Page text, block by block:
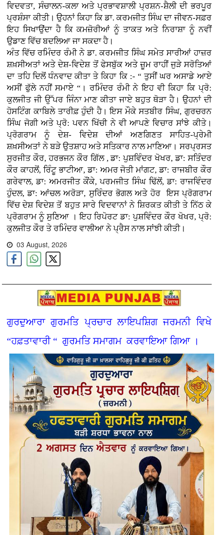
ਵਿਦਵਤਾ, ਸੰਚਾਲਨ-ਕਲਾ ਅਤੇ ਪ੍ਰਭਾਵਸ਼ਾਲੀ ਪ੍ਰਸ਼ਨ-ਸ਼ੈਲੀ ਦੀ ਭਰਪੂਰ
ਪ੍ਰਸ਼ੰਸਾ ਕੀਤੀ। ਉਹਨਾਂ ਕਿਹਾ ਕਿ ਡਾ. ਕਰਮਜੀਤ ਸਿੰਘ ਦਾ ਜੀਵਨ-ਸਫ਼ਰ
ਇਹ ਸਿਖਾਉਂਦਾ ਹੈ ਕਿ ਕਮਜ਼ੋਰੀਆਂ ਨੂੰ ਤਾਕਤ ਅਤੇ ਨਿਰਾਸ਼ਾ ਨੂੰ ਨਵੀਂ
ਉਡਾਣ ਵਿੱਚ ਬਦਲਿਆ ਜਾ ਸਕਦਾ ਹੈ।
ਅੰਤ ਵਿੱਚ ਰਮਿੰਦਰ ਰੰਮੀ ਨੇ ਡਾ. ਕਰਮਜੀਤ ਸਿੰਘ ਸਮੇਤ ਸਾਰੀਆਂ ਹਾਜ਼ਰ
ਸ਼ਖ਼ਸੀਅਤਾਂ ਅਤੇ ਦੇਸ਼-ਵਿਦੇਸ਼ ਤੋਂ ਫੇਸਬੁੱਕ ਅਤੇ ਜ਼ੂਮ ਰਾਹੀਂ ਜੁੜੇ ਸਰੋਤਿਆਂ
ਦਾ ਤਹਿ ਦਿਲੋਂ ਧੰਨਵਾਦ ਕੀਤਾ ਤੇ ਕਿਹਾ ਕਿ :- “ ਤੁਸੀਂ ਘਰ ਅਸਾਡੇ ਆਏ
ਅਸੀਂ ਫੁੱਲੇ ਨਹੀਂ ਸਮਾਏ “। ਰਮਿੰਦਰ ਰੰਮੀ ਨੇ ਇਹ ਵੀ ਕਿਹਾ ਕਿ ਪ੍ਰੋ:
ਕੁਲਜੀਤ ਜੀ ਉੱਪਰ ਜਿੰਨਾ ਮਾਣ ਕੀਤਾ ਜਾਏ ਬਹੁਤ ਥੋੜਾ ਹੈ। ਉਹਨਾਂ ਦੀ
ਹੋਸਟਿੰਗ ਕਾਬਿਲੇ ਤਾਰੀਫ਼ ਹੁੰਦੀ ਹੈ। ਇਸ ਮੌਕੇ ਸਤਬੀਰ ਸਿੰਘ, ਗੁਰਚਰਨ
ਸਿੰਘ ਜੋਗੀ ਅਤੇ ਪ੍ਰੋ: ਪਵਨ ਖਿੱਚੀ ਨੇ ਵੀ ਆਪਣੇ ਵਿਚਾਰ ਸਾਂਝੇ ਕੀਤੇ।
ਪ੍ਰੋਗਰਾਮ ਨੂੰ ਦੇਸ਼- ਵਿਦੇਸ਼ ਦੀਆਂ ਅਣਗਿਣਤ ਸਾਹਿਤ-ਪ੍ਰੇਮੀ
ਸ਼ਖ਼ਸੀਅਤਾਂ ਨੇ ਬੜੇ ਉਤਸ਼ਾਹ ਅਤੇ ਸਤਿਕਾਰ ਨਾਲ ਮਾਣਿਆ। ਸਰਪ੍ਰਸਤ
ਸੁਰਜੀਤ ਕੌਰ, ਹਰਭਜਨ ਕੌਰ ਗਿੱਲ , ਡਾ: ਪੁਸ਼ਵਿੰਦਰ ਖੋਖਰ, ਡਾ: ਸਤਿੰਦਰ
ਕੌਰ ਕਾਹਲੋਂ, ਰਿੰਟੂ ਭਾਟੀਆ, ਡਾ: ਅਮਰ ਜੋਤੀ ਮਾਂਗਟ, ਡਾ: ਰਾਜਬੀਰ ਕੌਰ
ਗਰੇਵਾਲ, ਡਾ: ਅਮਰਜੀਤ ਕੌਂਕੇ, ਪਰਮਜੀਤ ਸਿੰਘ ਢਿੱਲੋਂ, ਡਾ: ਰਾਜਵਿੰਦਰ
ਹੁੰਦਲ, ਡਾ: ਆਂਚਲ ਅਰੋੜਾ, ਸੁਰਿੰਦਰ ਭੋਗਲ ਅਤੇ ਹੋਰ ਇਸ ਪ੍ਰੋਗਰਾਮ
ਵਿੱਚ ਦੇਸ਼ ਵਿਦੇਸ਼ ਤੋਂ ਬਹੁਤ ਸਾਰੇ ਵਿਦਵਾਨਾਂ ਨੇ ਸ਼ਿਰਕਤ ਕੀਤੀ ਤੇ ਨਿੱਠ ਕੇ
ਪ੍ਰੋਗਰਾਮ ਨੂੰ ਸੁਣਿਆ । ਇਹ ਰਿਪੋਰਟ ਡਾ: ਪੁਸ਼ਵਿੰਦਰ ਕੌਰ ਖੋਖਰ, ਪ੍ਰੋ:
ਕੁਲਜੀਤ ਕੌਰ ਤੇ ਰਮਿੰਦਰ ਵਾਲੀਆ ਨੇ ਪ੍ਰੈਸ ਨਾਲ ਸਾਂਝੀ ਕੀਤੀ।
03 August, 2026
ਗੁਰਦੁਆਰਾ ਗੁਰਮਤਿ ਪ੍ਰਚਾਰ ਲਾਇਪਸ਼ਿਗ ਜਰਮਨੀ ਵਿਖੇ
“ਹਫ਼ਤਾਵਾਰੀ “ ਗੁਰਮਤਿ ਸਮਾਗਮ ਕਰਵਾਇਆ ਗਿਆ ।